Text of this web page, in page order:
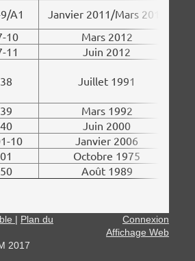
A1
Janvier 2011/Mars 2013
10
Mars 2012
11
Juin 2012
Juillet 1991
Mars 1992
Juin 2000
10
Janvier 2006
Octobre 1975
Août 1989
| Plan du
2017
Connexion
Affichage Web